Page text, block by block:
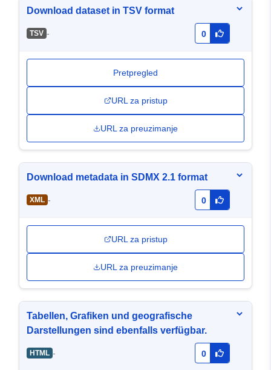
Download dataset in TSV format
TSV - 0
Pretpregled
URL za pristup
URL za preuzimanje
Download metadata in SDMX 2.1 format
XML - 0
URL za pristup
URL za preuzimanje
Tabellen, Grafiken und geografische
Darstellungen sind ebenfalls verfügbar.
HTML - 0